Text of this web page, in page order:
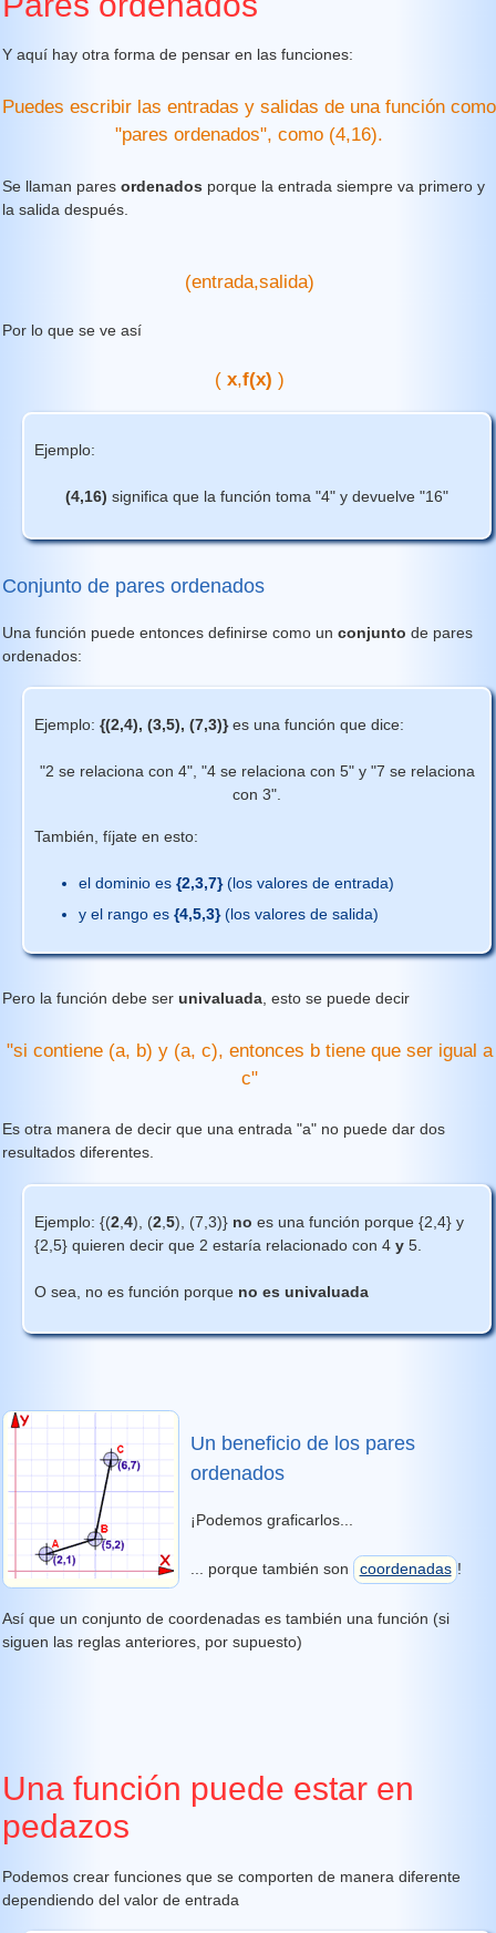
Y aquí hay otra forma de pensar en las funciones:
Puedes escribir las entradas y salidas de una función como
"pares ordenados", como (4,16).
Se llaman pares ordenados porque la entrada siempre va primero y
la salida después.
(entrada,salida)
Por lo que se ve así
( x,f(x) )
Ejemplo:
(4,16) significa que la función toma "4" y devuelve "16"
Conjunto de pares ordenados
Una función puede entonces definirse como un conjunto de pares
ordenados:
Ejemplo: {(2,4), (3,5), (7,3)}es una función que dice:
"2 se relaciona con 4", "4 se relaciona con 5" y "7 se relaciona
con 3".
También, fíjate en esto:
el dominio es {2,3,7}(los valores de entrada)
y el rango es {4,5,3}(los valores de salida)
Pero la función debe ser univaluada , esto se puede decir
"si contiene (a, b) y (a, c), entonces b tiene que ser igual a
c"
Es otra manera de decir que una entrada "a" no puede dar dos
resultados diferentes.
Ejemplo: {(2, 4), (2, 5), (7,3)} no es una función porque {2,4} y
{2,5} quieren decir que 2 estaría relacionado con 4 y5.
O sea, no es función porque no es univaluada
Un beneficio de los pares
ordenados
¡Podemos graficarlos...
... porque también son coordenadas !
Así que un conjunto de coordenadas es también una función (si
siguen las reglas anteriores, por supuesto)
Una función puede estar en
pedazos
Podemos crear funciones que se comporten de manera diferente
dependiendo del valor de entrada